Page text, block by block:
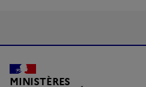
MINISTÈRES